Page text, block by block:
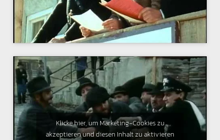
Klicke hier, um Marketing-Cookies zu
akzeptieren und diesen Inhalt zu aktivieren